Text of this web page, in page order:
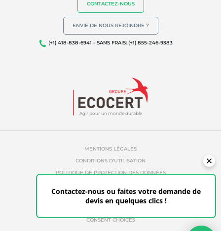
Agir pour un monde durable
CONTACTEZ-NOUS
ENVIE DE NOUS REJOINDRE ?
(+1) 418-838-6941 - SANS FRAIS: (+1) 855-246-9383
MENTIONS LÉGALES
CONDITIONS D'UTILISATION
POLITIQUE DE PROTECTION DES DONNÉES
RÉFÉRENCES ABUSIVES
CONSENT CHOICES
Contactez-nous ou faites votre demande de
devis en quelques clics !